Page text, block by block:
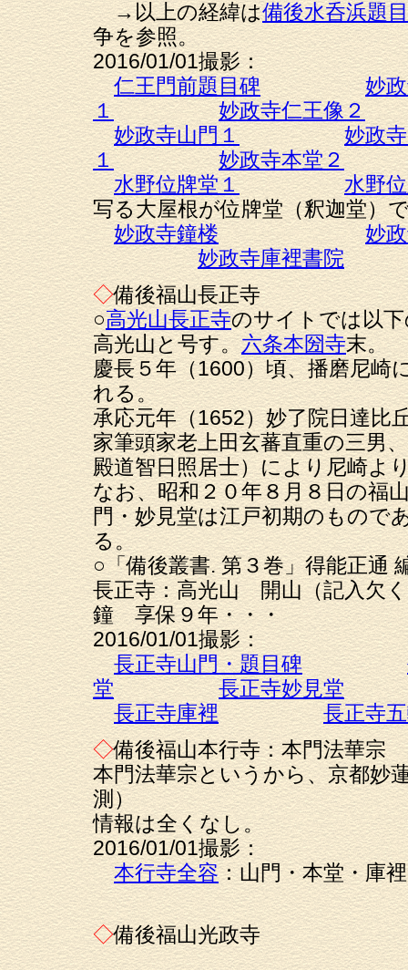
→以上の経緯は備後水呑浜題
争を参照。
2016/01/01撮影：
仁王門前題目碑
妙
１
妙政寺仁王像２
妙政寺山門１
妙政
１
妙政寺本堂２
水野位牌堂１
水野
写る大屋根が位牌堂（釈迦堂）
妙政寺鐘楼
妙
妙政寺庫裡書院
◇備後福山長正寺
○高光山長正寺のサイトでは以
高光山と号す。六条本圀寺末。
慶長５年（1600）頃、播磨尼崎
れる。
承応元年（1652）妙了院日達比
家筆頭家老上田玄蕃直重の三男
殿道智日照居士）により尼崎よ
なお、昭和２０年８月８日の福
門・妙見堂は江戸初期のもので
る。
○「備後叢書. 第３巻」得能正通
長正寺：高光山 開山（記入欠
鐘 享保９年・・・
2016/01/01撮影：
長正寺山門・題目碑
堂
長正寺妙見堂
長正寺庫裡
長正寺
◇備後福山本行寺：本門法華宗
本門法華宗というから、京都妙
測）
情報は全くなし。
2016/01/01撮影：
本行寺全容：山門・本堂
◇備後福山光政寺